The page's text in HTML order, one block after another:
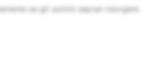
se gli uomini sapran risorgere